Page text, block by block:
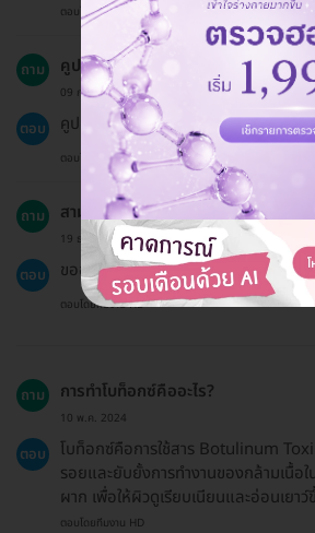
ตอบโดยทีมงาน HD
ถาม คูปองมีอายุการใช้งานนานเท่าไหร่?
09 ก.ค. 2024
ตอบ คูปองมีอายุ 60 วันนับจากวันที่ซื้อ คุณค
ตอบโดยทีมงาน HD
ถาม สามารถใช้ประกันสังคมได้หรือไม่?
19 ธ.ค. 2024
ตอบ ขออภัยค่ะ แพ็กเกจบน HDmall ไม่ได้เ
ตอบโดยทีมงาน HD
ถาม การทำโบท็อกซ์คืออะไร?
10 พ.ค. 2024
ตอบ
โบท็อกซ์คือการใช้สาร Botulinum
รอยและยับยั้งการทำงานของกล้ามเนื้อ
ผาก เพื่อให้ผิวดูเรียบเนียนและอ่อนเยาว์
ตอบโดยทีมงาน HD